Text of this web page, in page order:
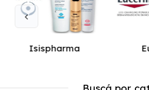
Isispharma